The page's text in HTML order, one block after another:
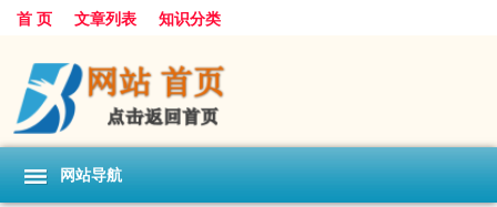
首 页 文章列表 知识分类
网站导航